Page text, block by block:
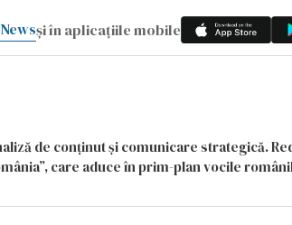
și în aplicațiile mobile
de conținut și comunicare strategică.
care aduce în prim-plan vocile